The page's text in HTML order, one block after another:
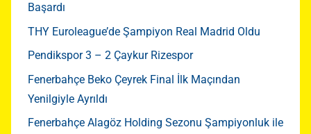
Başardı
THY Euroleague’de Şampiyon Real Madrid Oldu
Pendikspor 3 – 2 Çaykur Rizespor
Fenerbahçe Beko Çeyrek Final İlk Maçından
Yenilgiyle Ayrıldı
Fenerbahçe Alagöz Holding Sezonu Şampiyonluk ile